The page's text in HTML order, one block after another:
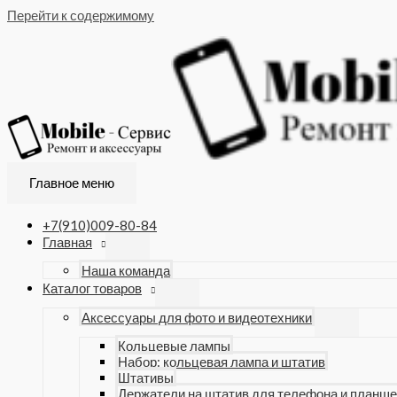
Перейти к содержимому
Главное меню
+7(910)009-80-84
Главная
Наша команда
Каталог товаров
Аксессуары для фото и видеотехники
Кольцевые лампы
Набор: кольцевая лампа и штатив
Штативы
Держатели на штатив для телефона и